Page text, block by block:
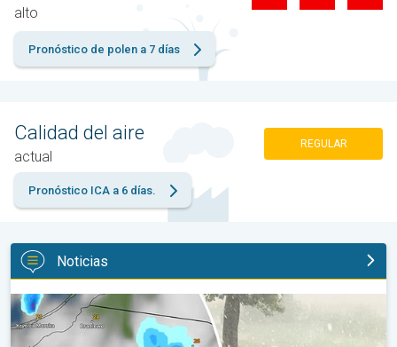
alto
Pronóstico de polen a 7 días
Calidad del aire
actual
REGULAR
Pronóstico ICA a 6 días.
Noticias
Granizo gigante en Polonia. Tormentas severas. . .